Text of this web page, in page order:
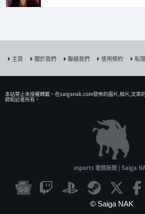
主頁 關於我們 聯絡我們 使用條約 私
本站禁止未授權𨍭載。在saiganak.com發佈的圖片,相片,文章
師和記者所有。
esports 電競新聞 | Saiga
© Saiga NAK